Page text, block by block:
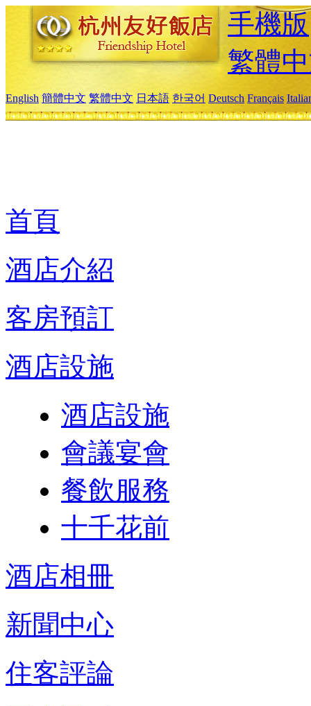
手機版
繁體
English 簡體中文 繁體中文 日本語 한국어 Deutsch Français
首頁
酒店介紹
客房預訂
酒店設施
酒店設施
會議宴會
餐飲服務
十千花前
酒店相冊
新聞中心
住客評論